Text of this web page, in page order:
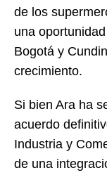
de los
una
Bogotá y
crecimiento.
Si bien Ara ha
acuerdo
Industria y
de una